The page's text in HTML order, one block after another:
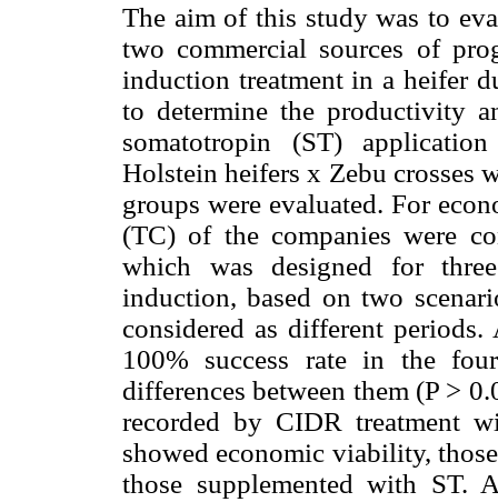
The aim of this study was to
two commercial sources of
induction treatment in a heifer
to determine the productivity
somatotropin (ST)
Holstein heifers x Zebu crosses
groups were evaluated. For
(TC) of the companies were
which was designed for
induction, based on two
considered as different
100% success rate in the
differences between them (P >
recorded by CIDR treatment
showed economic viability,
those supplemented with ST.